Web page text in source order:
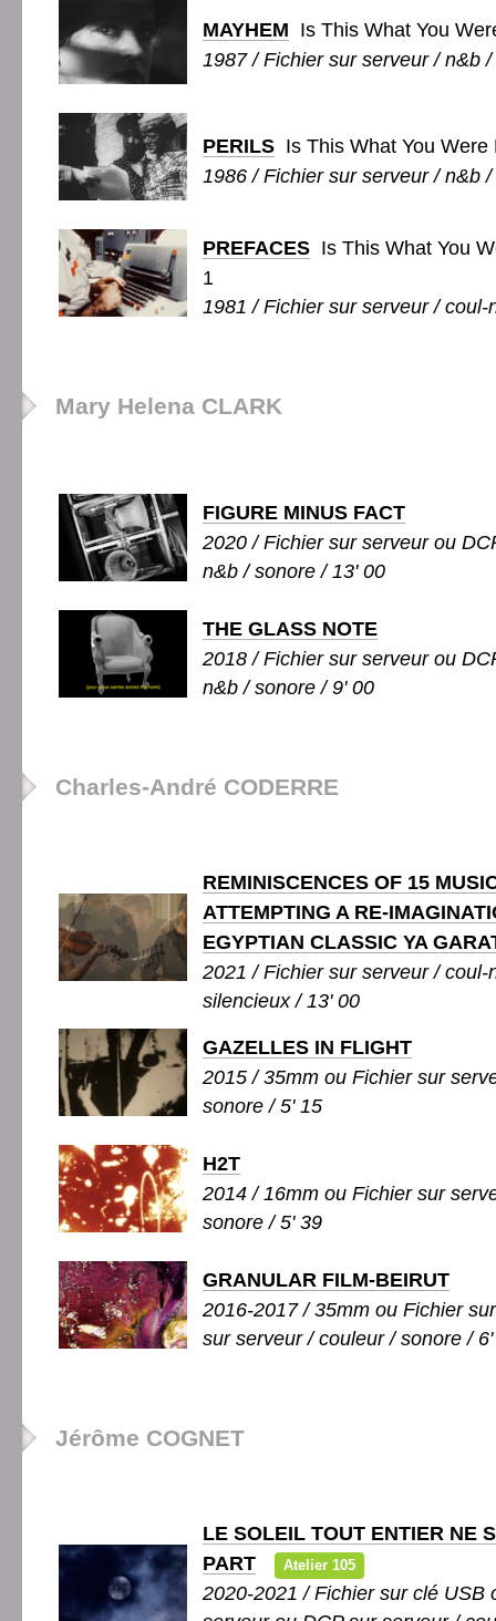
MAYHEM Is This What You
1987 / Fichier sur serveur / n&b
PERILS Is This What You
1986 / Fichier sur serveur / n&b
PREFACES Is This What You
1
1981 / Fichier sur serveur / coul-
Mary Helena CLARK
FIGURE MINUS FACT
2020 / Fichier sur serveur ou
n&b / sonore / 13' 00
THE GLASS NOTE
2018 / Fichier sur serveur ou
n&b / sonore / 9' 00
Charles-André CODERRE
REMINISCENCES OF 15
ATTEMPTING A RE-
EGYPTIAN CLASSIC YA
2021 / Fichier sur serveur / coul-
silencieux / 13' 00
GAZELLES IN FLIGHT
2015 / 35mm ou Fichier sur
sonore / 5' 15
H2T
2014 / 16mm ou Fichier sur
sonore / 5' 39
GRANULAR FILM-BEIRUT
2016-2017 / 35mm ou Fichier
sur serveur / couleur / sonore /
Jérôme COGNET
LE SOLEIL TOUT ENTIER NE
PART
Atelier 105
2020-2021 / Fichier sur clé USB